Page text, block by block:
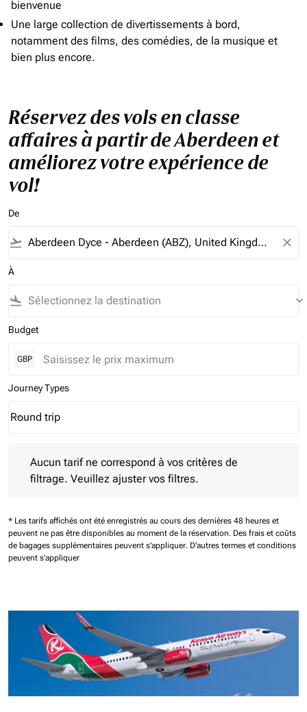
bienvenue
Une large collection de divertissements à bord,
notamment des films, des comédies, de la musique et
bien plus encore.
Réservez des vols en classe
affaires à partir de Aberdeen et
améliorez votre expérience de
vol!
De
flight_takeoff close
À
flight_land keyboard_arrow_down
Budget
GBP
Journey Types
Journey Types option Round trip Selected
Round trip
keyboard_arrow_down
Aucun tarif ne correspond à vos critères de
filtrage. Veuillez ajuster vos filtres.
* Les tarifs affichés ont été enregistrés au cours des dernières 48 heures et
peuvent ne pas être disponibles au moment de la réservation. Des frais et coûts
de bagages supplémentaires peuvent s'appliquer. D'autres termes et conditions
peuvent s'appliquer